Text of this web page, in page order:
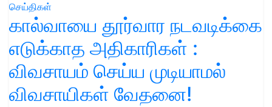
செய்திகள்
கால்வாயை தூர்வார நடவடிக்கை
எடுக்காத அதிகாரிகள் :
விவசாயம் செய்ய முடியாமல்
விவசாயிகள் வேதனை!